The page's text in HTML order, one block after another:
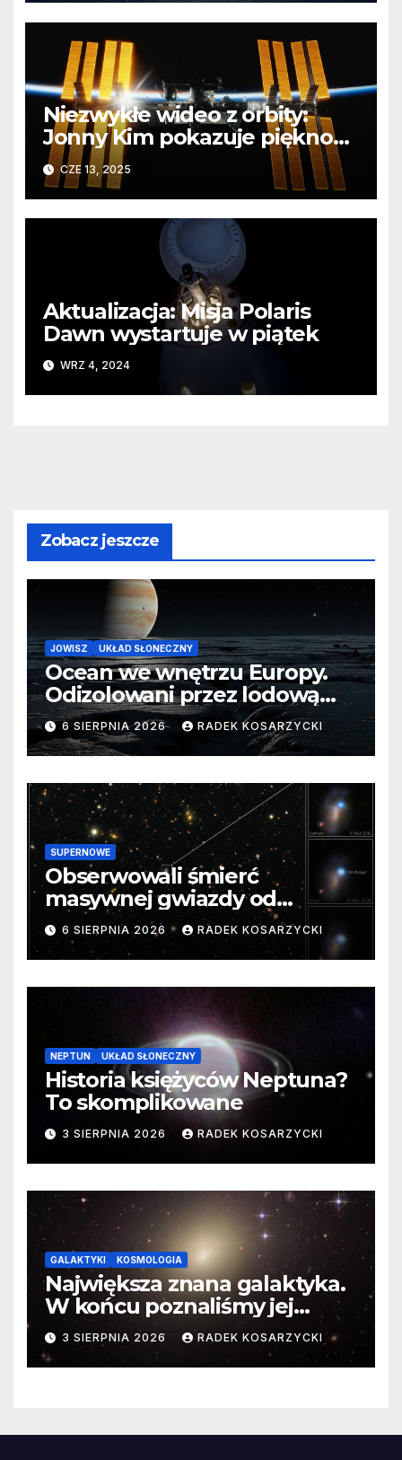
Niezwykłe wideo z orbity:
Jonny Kim pokazuje piękno
Ziemi z pokładu ISS
CZE 13, 2025
Aktualizacja: Misja Polaris
Dawn wystartuje w piątek
WRZ 4, 2024
Zobacz jeszcze
JOWISZ UKŁAD SŁONECZNY
Ocean we wnętrzu Europy.
Odizolowani przez lodową
barierę
6 SIERPNIA 2026 RADEK KOSARZYCKI
SUPERNOWE
Obserwowali śmierć
masywnej gwiazdy od
samego początku. Niezwykle
cenne dane
6 SIERPNIA 2026 RADEK KOSARZYCKI
NEPTUN UKŁAD SŁONECZNY
Historia księżyców Neptuna?
To skomplikowane
3 SIERPNIA 2026 RADEK KOSARZYCKI
GALAKTYKI KOSMOLOGIA
Największa znana galaktyka.
W końcu poznaliśmy jej
faktyczne wymiary
3 SIERPNIA 2026 RADEK KOSARZYCKI